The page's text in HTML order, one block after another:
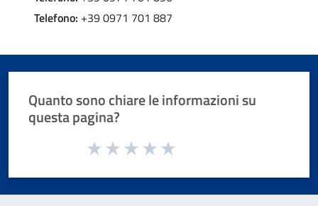
Telefono: +39 0971 701 887
Quanto sono chiare le informazioni su
questa pagina?
Valuta da 1 a 5 stelle la pagina